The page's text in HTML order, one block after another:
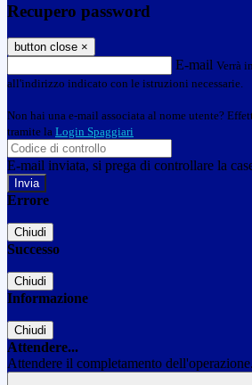
Recupero password
button close ×
E-mail Verrà
all'indirizzo indicato con le istruzioni necessarie.
Non hai una e-mail associata al nome utente?
tramite la Login Spaggiari
E-mail inviata, si prega di controllare la
Errore
Chiudi
Successo
Chiudi
Informazione
Chiudi
Attendere...
Attendere il completamento